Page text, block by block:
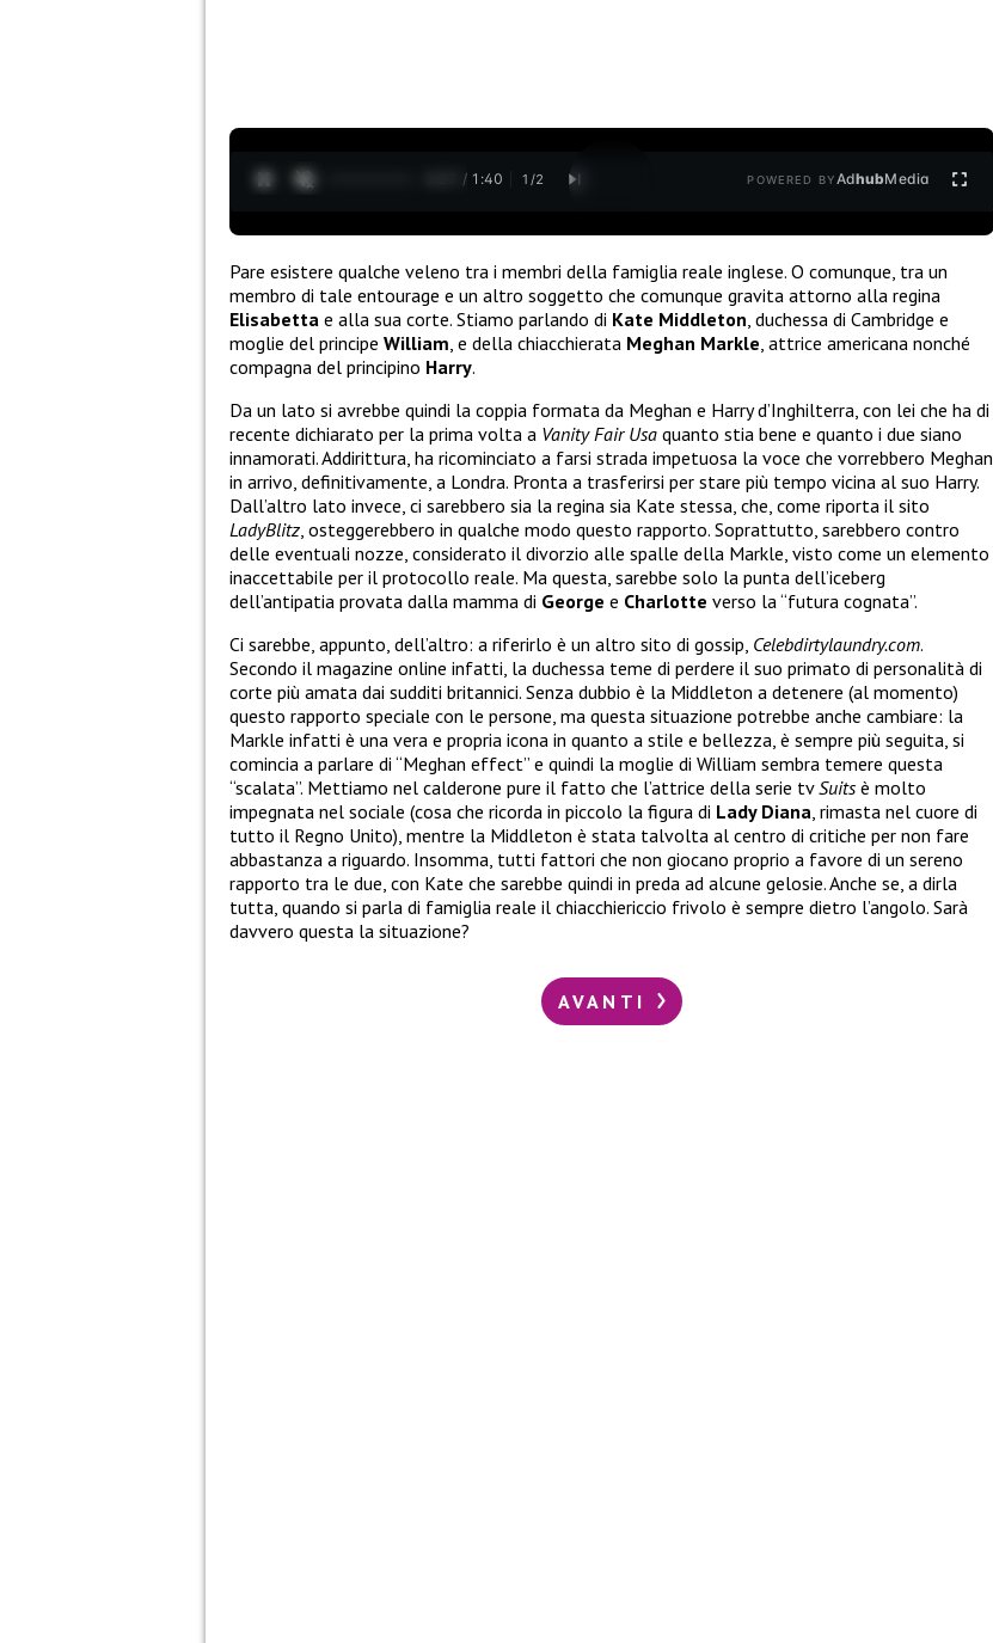
0:28 / 1:40 1 /2 POWERED BYAdhubMedia
Pare esistere qualche veleno tra i membri della famiglia reale inglese. O comunque, tra un
membro di tale entourage e un altro soggetto che comunque gravita attorno alla regina
Elisabetta e alla sua corte. Stiamo parlando di Kate Middleton , duchessa di Cambridge e
moglie del principe William , e della chiacchierata Meghan Markle , attrice americana nonché
compagna del principino Harry.
Da un lato si avrebbe quindi la coppia formata da Meghan e Harry d’Inghilterra, con lei che ha di
recente dichiarato per la prima volta a Vanity Fair Usa quanto stia bene e quanto i due siano
innamorati. Addirittura, ha ricominciato a farsi strada impetuosa la voce che vorrebbero Meghan
in arrivo, definitivamente, a Londra. Pronta a trasferirsi per stare più tempo vicina al suo Harry.
Dall’altro lato invece, ci sarebbero sia la regina sia Kate stessa, che, come riporta il sito
LadyBlitz , osteggerebbero in qualche modo questo rapporto. Soprattutto, sarebbero contro
delle eventuali nozze, considerato il divorzio alle spalle della Markle, visto come un elemento
inaccettabile per il protocollo reale. Ma questa, sarebbe solo la punta dell’iceberg
dell’antipatia provata dalla mamma di George e Charlotte verso la “futura cognata”.
Ci sarebbe, appunto, dell’altro: a riferirlo è un altro sito di gossip, Celebdirtylaundry.com.
Secondo il magazine online infatti, la duchessa teme di perdere il suo primato di personalità di
corte più amata dai sudditi britannici. Senza dubbio è la Middleton a detenere (al momento)
questo rapporto speciale con le persone, ma questa situazione potrebbe anche cambiare: la
Markle infatti è una vera e propria icona in quanto a stile e bellezza, è sempre più seguita, si
comincia a parlare di “Meghan effect” e quindi la moglie di William sembra temere questa
“scalata”. Mettiamo nel calderone pure il fatto che l’attrice della serie tvSuitsè molto
impegnata nel sociale (cosa che ricorda in piccolo la figura di Lady Diana , rimasta nel cuore di
tutto il Regno Unito), mentre la Middleton è stata talvolta al centro di critiche per non fare
abbastanza a riguardo. Insomma, tutti fattori che non giocano proprio a favore di un sereno
rapporto tra le due, con Kate che sarebbe quindi in preda ad alcune gelosie. Anche se, a dirla
tutta, quando si parla di famiglia reale il chiacchiericcio frivolo è sempre dietro l’angolo. Sarà
davvero questa la situazione?
AVANTI